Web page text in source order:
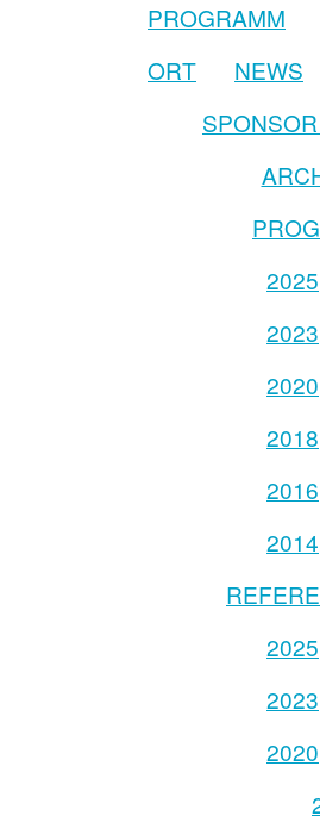
PROGRAMM
ORT
NEWS
2025
2023
2020
2018
2016
2014
2025
2023
2020